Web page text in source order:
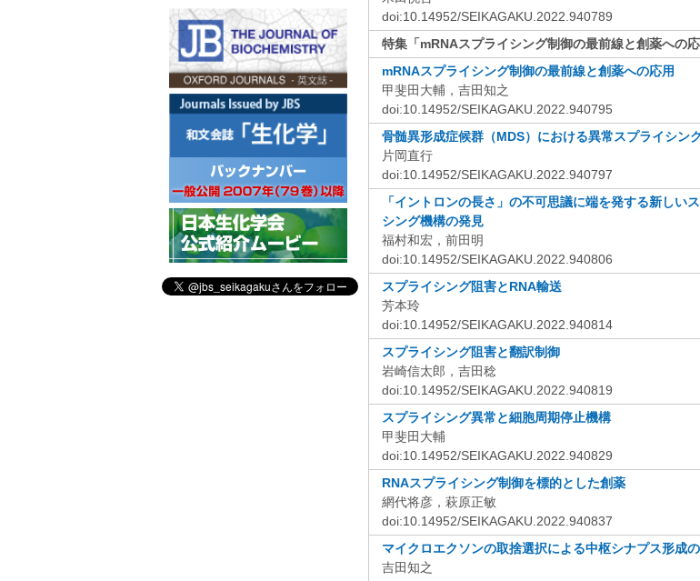
doi:10.14952/SEIKAGAKU.2022.940789
特集「mRNAスプライシング制御の最前線と創薬への応
mRNAスプライシング制御の最前線と創薬への応用
甲斐田大輔，吉田知之
doi:10.14952/SEIKAGAKU.2022.940795
骨髄異形成症候群（MDS）における異常スプライシン
片岡直行
doi:10.14952/SEIKAGAKU.2022.940797
「イントロンの長さ」の不可思議に端を発する新しい
シング機構の発見
福村和宏，前田明
doi:10.14952/SEIKAGAKU.2022.940806
スプライシング阻害とRNA輸送
芳本玲
doi:10.14952/SEIKAGAKU.2022.940814
スプライシング阻害と翻訳制御
岩崎信太郎，吉田稔
doi:10.14952/SEIKAGAKU.2022.940819
スプライシング異常と細胞周期停止機構
甲斐田大輔
doi:10.14952/SEIKAGAKU.2022.940829
RNAスプライシング制御を標的とした創薬
網代将彦，萩原正敏
doi:10.14952/SEIKAGAKU.2022.940837
マイクロエクソンの取捨選択による中枢シナプス形成
吉田知之